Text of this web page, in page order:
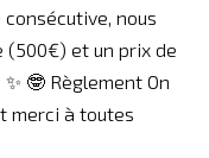
nous
(500€) et un prix de
🤓 Règlement On
merci à toutes